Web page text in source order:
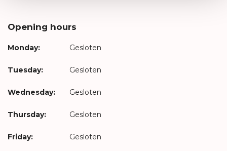
Opening hours
Monday: Gesloten
Tuesday: Gesloten
Wednesday: Gesloten
Thursday: Gesloten
Friday: Gesloten